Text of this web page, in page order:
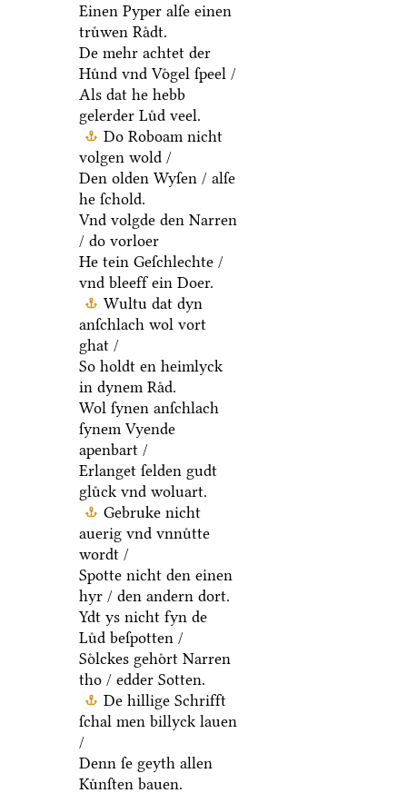
Einen Pyper alſe einen
truͤwen Raͤdt.
De mehr achtet der
Huͤnd vnd Voͤgel ſpeel /
Als dat he hebb
gelerder Luͤd veel.
Do Roboam nicht
volgen wold /
Den olden Wyſen / alſe
he ſchold.
Vnd volgde den Narren
/ do vorloer
He tein Geſchlechte /
vnd bleeff ein Doer.
Wultu dat dyn
anſchlach wol vort
ghat /
So holdt en heimlyck
in dynem Raͤd.
Wol ſynen anſchlach
ſynem Vyende
apenbart /
Erlanget ſelden gudt
gluͤck vnd woluart.
Gebruke nicht
auerig vnd vnnuͤtte
wordt /
Spotte nicht den einen
hyr / den andern dort.
Ydt ys nicht fyn de
Luͤd beſpotten /
Soͤlckes gehoͤrt Narren
tho / edder Sotten.
De hillige Schrifft
ſchal men billyck lauen
/
Denn ſe geyth allen
Kuͤnſten bauen.